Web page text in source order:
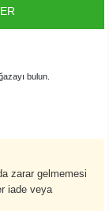
bulun.
zarar gelmemesi
iade veya